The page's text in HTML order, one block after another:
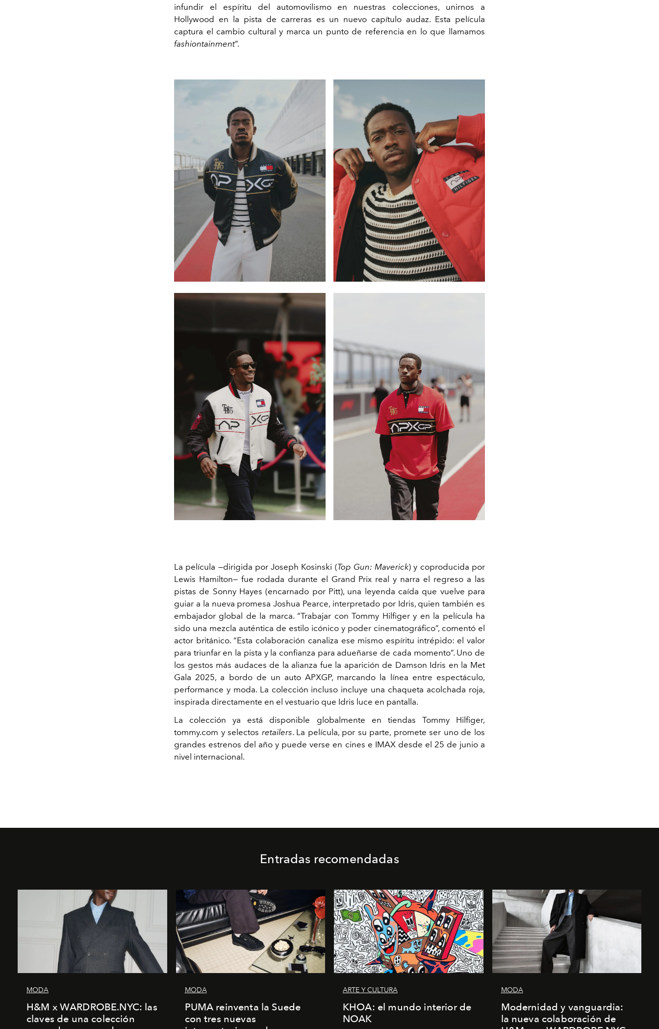
infundir el espíritu del automovilismo en nuestras colecciones, unirnos a
Hollywood en la pista de carreras es un nuevo capítulo audaz. Esta película
captura el cambio cultural y marca un punto de referencia en lo que llamamos
fashiontainment”.
La película —dirigida por Joseph Kosinski (Top Gun: Maverick) y coproducida por
Lewis Hamilton— fue rodada durante el Grand Prix real y narra el regreso a las
pistas de Sonny Hayes (encarnado por Pitt), una leyenda caída que vuelve para
guiar a la nueva promesa Joshua Pearce, interpretado por Idris, quien también es
embajador global de la marca. “Trabajar con Tommy Hilfiger y en la película ha
sido una mezcla auténtica de estilo icónico y poder cinematográfico”, comentó el
actor británico. “Esta colaboración canaliza ese mismo espíritu intrépido: el valor
para triunfar en la pista y la confianza para adueñarse de cada momento”. Uno de
los gestos más audaces de la alianza fue la aparición de Damson Idris en la Met
Gala 2025, a bordo de un auto APXGP, marcando la línea entre espectáculo,
performance y moda. La colección incluso incluye una chaqueta acolchada roja,
inspirada directamente en el vestuario que Idris luce en pantalla.
La colección ya está disponible globalmente en tiendas Tommy Hilfiger,
tommy.com y selectos retailers. La película, por su parte, promete ser uno de los
grandes estrenos del año y puede verse en cines e IMAX desde el 25 de junio a
nivel internacional.
Entradas recomendadas
MODA
H&M x WARDROBE.NYC: las
claves de una colección
MODA
PUMA reinventa la Suede
con tres nuevas
ARTE Y CULTURA
KHOA: el mundo interior de
NOAK
MODA
Modernidad y vanguardia:
la nueva colaboración de